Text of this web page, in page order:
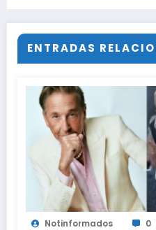
la televisión:
humillaciones para
ENTRADAS
Notinformados 0